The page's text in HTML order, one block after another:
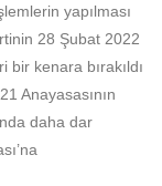
yapılması
28 Şubat 2022
kenara bırakıldı
Anayasasının
daha dar